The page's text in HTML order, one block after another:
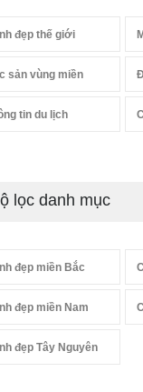
đẹp thế giới
sản vùng miền
tin du lịch
lọc danh mục
đẹp miền Bắc
đẹp miền Nam
đẹp Tây Nguyên